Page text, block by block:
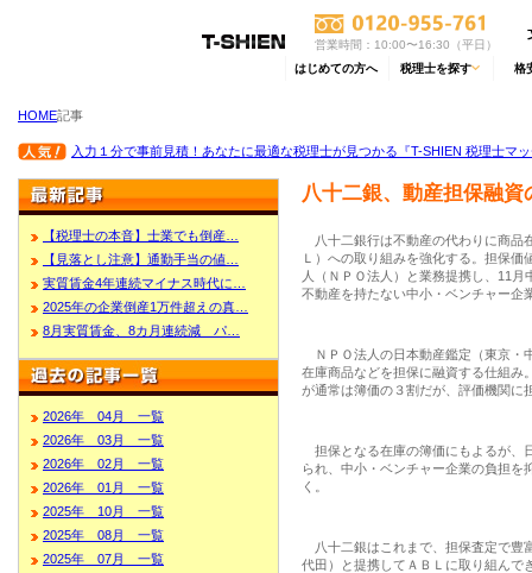
営業時間：10:00〜16:30（平日）
はじめての方へ 税理士を探す 格
HOME記事
入力１分で事前見積！あなたに最適な税理士が見つかる『T-SHIEN 税理士マ
【税理士の本音】士業でも倒産…
【見落とし注意】通勤手当の値…
実質賃金4年連続マイナス時代に…
2025年の企業倒産1万件超えの真…
8月実質賃金、8カ月連続減 パ…
2026年 04月 一覧
2026年 03月 一覧
2026年 02月 一覧
2026年 01月 一覧
2025年 10月 一覧
2025年 08月 一覧
2025年 07月 一覧
八十二銀、動産担保融
八十二銀行は不動産の代わりに商品
Ｌ）への取り組みを強化する。担保
人（ＮＰＯ法人）と業務提携し、11
不動産を持たない中小・ベンチャー企
ＮＰＯ法人の日本動産鑑定（東京・
在庫商品などを担保に融資する仕組み
が通常は簿価の３割だが、評価機関に
担保となる在庫の簿価にもよるが、
られ、中小・ベンチャー企業の負担
く。
八十二銀はこれまで、担保査定で豊
代田）と提携してＡＢＬに取り組んで